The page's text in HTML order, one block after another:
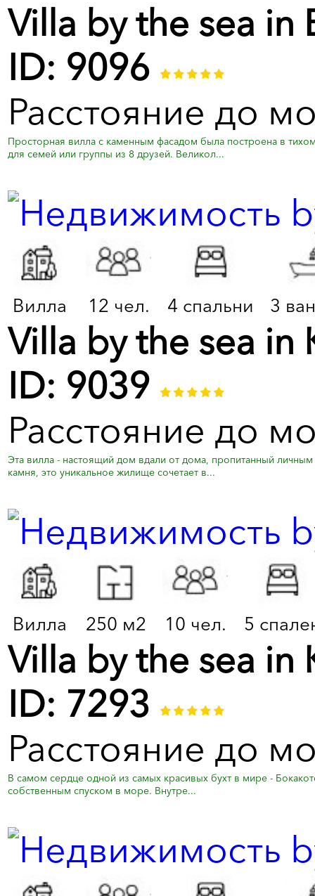
Villa by the sea in
ID: 9096
Расстояние до
Просторная вилла с каменным фасадом была построена в
для семей или группы из 8 друзей. Великол...
Вилла 12 чел. 4 спальни 3
Villa by the sea
ID: 9039
Расстояние до
Эта вилла - настоящий дом вдали от дома, пропитанный
камня, это уникальное жилище сочетает в...
Вилла 250 м2 10 чел. 5
Villa by the sea
ID: 7293
Расстояние до
В самом сердце одной из самых красивых бухт в мире -
собственным спуском в море. Внутре...